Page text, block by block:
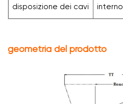
disposizione dei cavi interno
geometria del prodotto